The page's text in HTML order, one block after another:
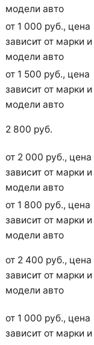
модели авто
от 1 000 руб., цена
зависит от марки и
модели авто
от 1 500 руб., цена
зависит от марки и
модели авто
2 800 руб.
от 2 000 руб., цена
зависит от марки и
модели авто
от 1 800 руб., цена
зависит от марки и
модели авто
от 2 400 руб., цена
зависит от марки и
модели авто
от 1 000 руб., цена
зависит от марки и